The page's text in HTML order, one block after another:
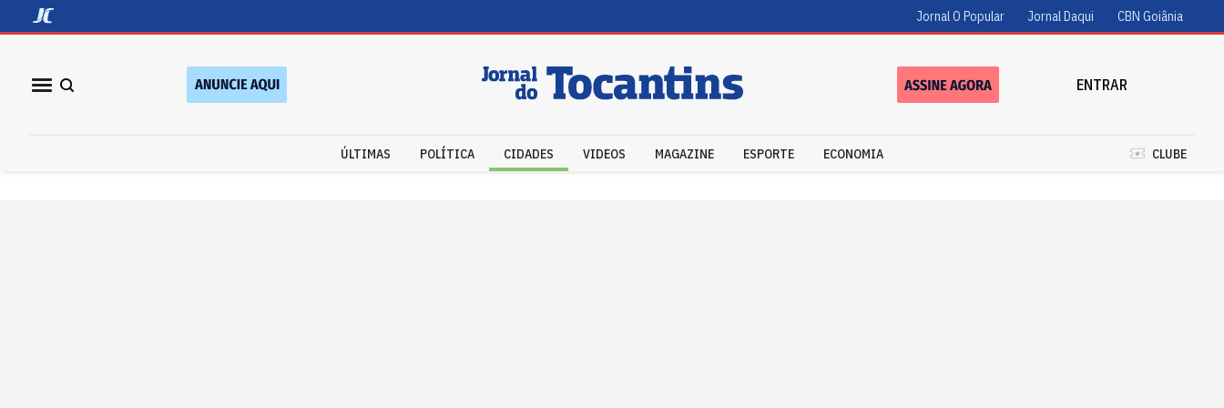
Jornal O Popular Jornal Daqui CBN Goiânia
ENTRAR
ÚLTIMAS POLÍTICA CIDADES VIDEOS MAGAZINE ESPORTE ECONOMIA CLUBE